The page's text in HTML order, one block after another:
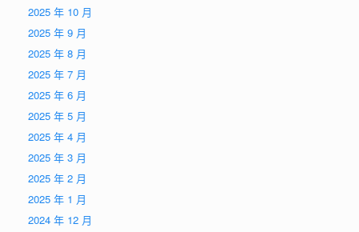
2025 年 10 月
2025 年 9 月
2025 年 8 月
2025 年 7 月
2025 年 6 月
2025 年 5 月
2025 年 4 月
2025 年 3 月
2025 年 2 月
2025 年 1 月
2024 年 12 月